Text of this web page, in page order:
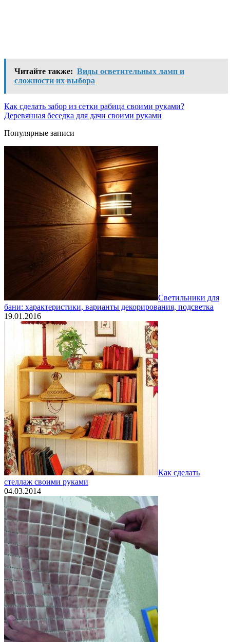
Читайте также: Виды осветительных ламп и
сложности их выбора
Как сделать забор из сетки рабица своими руками?
Деревянная беседка для дачи своими руками
Популярные записи
Светильники для
бани: характеристики, варианты декорирования, подсветка
19.01.2016
Как сделать
стеллаж своими руками
04.03.2014